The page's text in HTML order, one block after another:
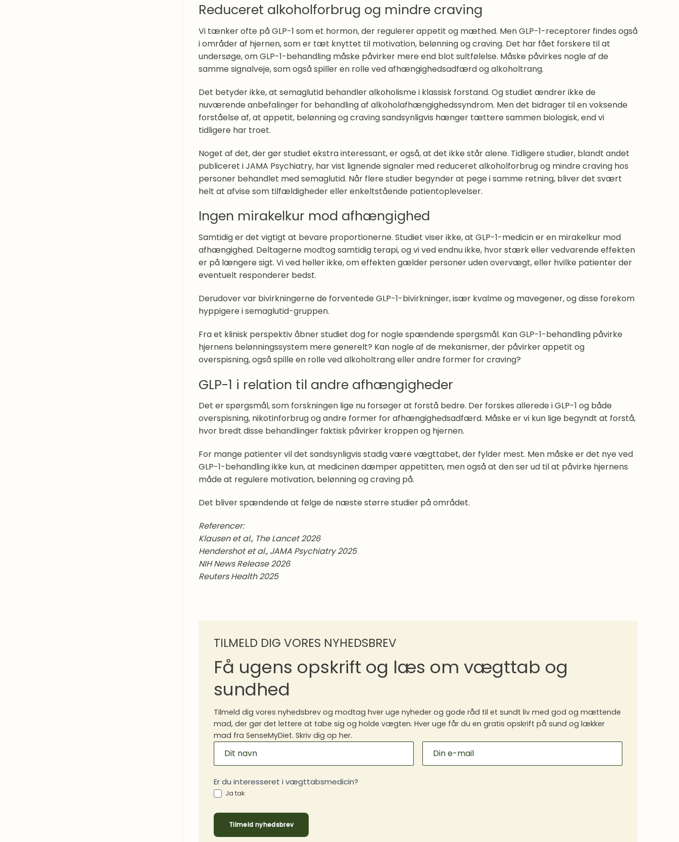
Reduceret alkoholforbrug og mindre craving
Vi tænker ofte på GLP-1 som et hormon, der regulerer appetit og mæthed. Men GLP-1-receptorer findes også
i områder af hjernen, som er tæt knyttet til motivation, belønning og craving. Det har fået forskere til at
undersøge, om GLP-1-behandling måske påvirker mere end blot sultfølelse. Måske påvirkes nogle af de
samme signalveje, som også spiller en rolle ved afhængighedsadfærd og alkoholtrang.
Det betyder ikke, at semaglutid behandler alkoholisme i klassisk forstand. Og studiet ændrer ikke de
nuværende anbefalinger for behandling af alkoholafhængighedssyndrom. Men det bidrager til en voksende
forståelse af, at appetit, belønning og craving sandsynligvis hænger tættere sammen biologisk, end vi
tidligere har troet.
Noget af det, der gør studiet ekstra interessant, er også, at det ikke står alene. Tidligere studier, blandt andet
publiceret i JAMA Psychiatry, har vist lignende signaler med reduceret alkoholforbrug og mindre craving hos
personer behandlet med semaglutid. Når flere studier begynder at pege i samme retning, bliver det svært
helt at afvise som tilfældigheder eller enkeltstående patientoplevelser.
Ingen mirakelkur mod afhængighed
Samtidig er det vigtigt at bevare proportionerne. Studiet viser ikke, at GLP-1-medicin er en mirakelkur mod
afhængighed. Deltagerne modtog samtidig terapi, og vi ved endnu ikke, hvor stærk eller vedvarende effekten
er på længere sigt. Vi ved heller ikke, om effekten gælder personer uden overvægt, eller hvilke patienter der
eventuelt responderer bedst.
Derudover var bivirkningerne de forventede GLP-1-bivirkninger, især kvalme og mavegener, og disse forekom
hyppigere i semaglutid-gruppen.
Fra et klinisk perspektiv åbner studiet dog for nogle spændende spørgsmål. Kan GLP-1-behandling påvirke
hjernens belønningssystem mere generelt? Kan nogle af de mekanismer, der påvirker appetit og
overspisning, også spille en rolle ved alkoholtrang eller andre former for craving?
GLP-1 i relation til andre afhængigheder
Det er spørgsmål, som forskningen lige nu forsøger at forstå bedre. Der forskes allerede i GLP-1 og både
overspisning, nikotinforbrug og andre former for afhængighedsadfærd. Måske er vi kun lige begyndt at forstå,
hvor bredt disse behandlinger faktisk påvirker kroppen og hjernen.
For mange patienter vil det sandsynligvis stadig være vægttabet, der fylder mest. Men måske er det nye ved
GLP-1-behandling ikke kun, at medicinen dæmper appetitten, men også at den ser ud til at påvirke hjernens
måde at regulere motivation, belønning og craving på.
Det bliver spændende at følge de næste større studier på området.
Referencer:
Klausen et al., The Lancet 2026
Hendershot et al., JAMA Psychiatry 2025
NIH News Release 2026
Reuters Health 2025
TILMELD DIG VORES NYHEDSBREV
Få ugens opskrift og læs om vægttab og
sundhed
Tilmeld dig vores nyhedsbrev og modtag hver uge nyheder og gode råd til et sundt liv med god og mættende
mad, der gør det lettere at tabe sig og holde vægten. Hver uge får du en gratis opskrift på sund og lækker
mad fra SenseMyDiet. Skriv dig op her.
MAILCHIMP
SIGNUP
Er du interesseret i vægttabsmedicin?
Ja tak
Tilmeld nyhedsbrev